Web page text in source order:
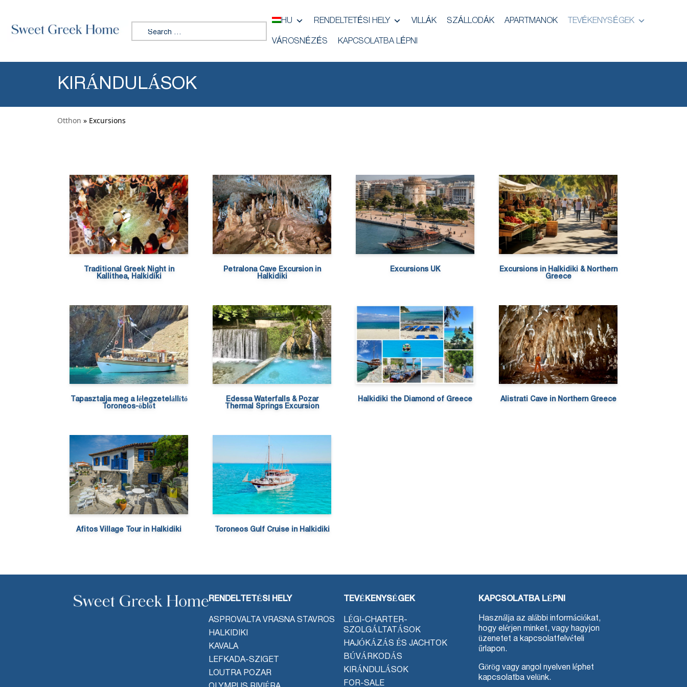
Search for:
HU RENDELTETÉSI HELY VILLÁK SZÁLLODÁK APARTMANOK TEVÉKENYSÉGEK
VÁROSNÉZÉS KAPCSOLATBA LÉPNI
KIRÁNDULÁSOK
Otthon » Excursions
Traditional Greek Night in
Kallithea, Halkidiki
Petralona Cave Excursion in
Halkidiki
Excursions UK
Excursions in Halkidiki & Northern
Greece
Tapasztalja meg a lélegzetelállító
Toroneos-öblöt
Edessa Waterfalls & Pozar
Thermal Springs Excursion
Halkidiki the Diamond of Greece Alistrati Cave in Northern Greece
Afitos Village Tour in Halkidiki Toroneos Gulf Cruise in Halkidiki
RENDELTETÉSI HELY
ASPROVALTA VRASNA STAVROS
HALKIDIKI
KAVALA
LEFKADA-SZIGET
LOUTRA POZAR
TEVÉKENYSÉGEK
LÉGI-CHARTER-
SZOLGÁLTATÁSOK
HAJÓKÁZÁS ÉS JACHTOK
BÚVÁRKODÁS
KIRÁNDULÁSOK
FOR-SALE
KAPCSOLATBA LÉPNI
Használja az alábbi információkat,
hogy elérjen minket, vagy hagyjon
üzenetet a kapcsolatfelvételi
űrlapon.
Görög vagy angol nyelven léphet
kapcsolatba velünk.